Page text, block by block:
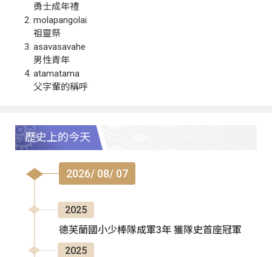
勇士成年禮
molapangolai
祖靈祭
asavasavahe
男性青年
atamatama
父字輩的稱呼
歷史上的今天
2026/ 08/ 07
2025
德芙蘭國小少棒隊成軍3年 獲隊史首座冠軍
2025